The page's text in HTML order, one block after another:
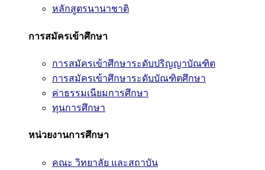
หลักสูตรนานาชาติ
การสมัครเข้าศึกษา
การสมัครเข้าศึกษาระดับปริญญาบัณฑิต
การสมัครเข้าศึกษาระดับบัณฑิตศึกษา
ค่าธรรมเนียมการศึกษา
ทุนการศึกษา
หน่วยงานการศึกษา
คณะ วิทยาลัย และสถาบัน